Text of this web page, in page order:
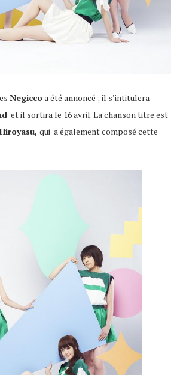
Negiccoa été annoncé ; il s’intitulera
et il sortira le 16 avril. La chanson titre est
qui a également composé cette